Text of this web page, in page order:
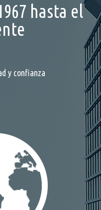
hasta el
y confianza